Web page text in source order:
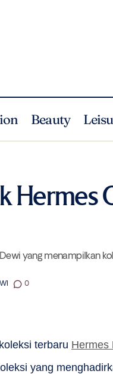
Beauty
Hermes
yang menampilkan
0
terbaru Hermes
yang